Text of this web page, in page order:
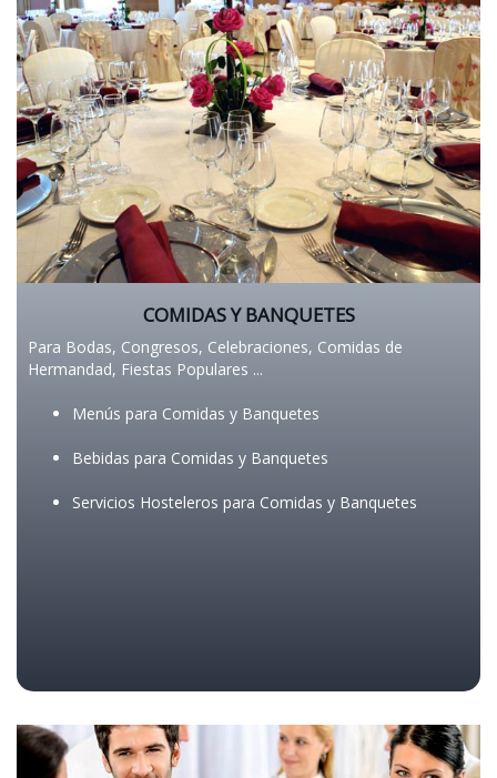
COMIDAS Y BANQUETES
Para Bodas, Congresos, Celebraciones, Comidas de
Hermandad, Fiestas Populares ...
Menús para Comidas y Banquetes
Bebidas para Comidas y Banquetes
Servicios Hosteleros para Comidas y Banquetes